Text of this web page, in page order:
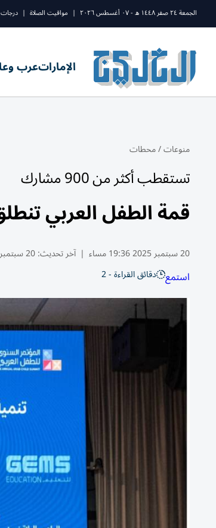
الجمعة ٢٤ صفر ١٤٤٨ ه - ٠٧ أغسطس ٢٠٢٦ | مواقيت الصلاة | درجات
الإماراتعرب
منوعات/محطات
ﺗﺴﺘﻘﻄﺐ أﻛﺜﺮ ﻣﻦ 900 ﻣﺸﺎرك
ﻗﻤﺔ اﻟﻄﻔﻞ اﻟﻌﺮﺑﻲ ﺗﻨﻄﻠﻖ ﻣﻦ
20 سبتمبر 2025 19:36 مساء | آخر تحديث:20 سبتمبر 19:36 2025
استمع دقائق القراءة - 2